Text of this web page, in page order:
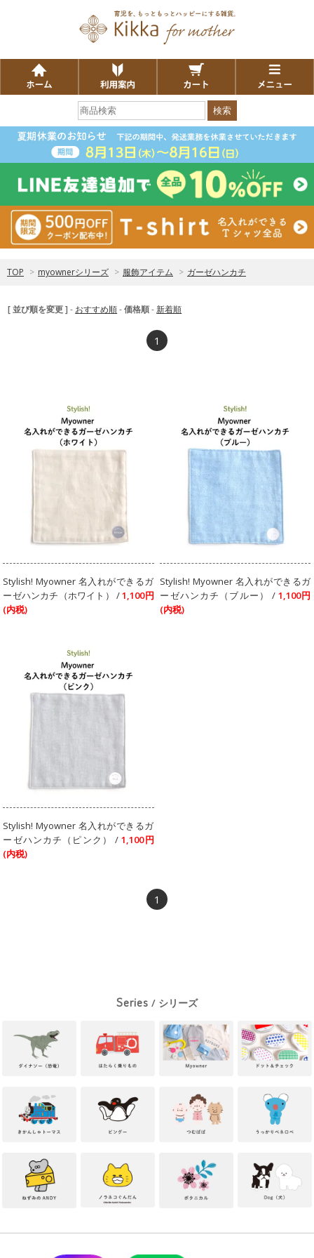
検索
TOP > myownerシリーズ > 服飾アイテム > ガーゼハンカチ
[ 並び順を変更 ] - おすすめ順-価格順-新着順
1
Stylish! Myowner 名入れができるガ
ーゼハンカチ（ホワイト） /1,100円
(内税)
Stylish! Myowner 名入れができるガ
ーゼハンカチ（ブルー） /1,100円
(内税)
Stylish! Myowner 名入れができるガ
ーゼハンカチ（ピンク） /1,100円
(内税)
1
Series / シリーズ